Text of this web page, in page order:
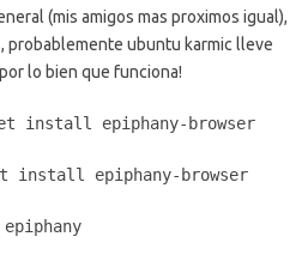
(mis amigos mas proximos igual),
probablemente ubuntu karmic lleve
lo bien que funciona!
install epiphany-browser
install epiphany-browser